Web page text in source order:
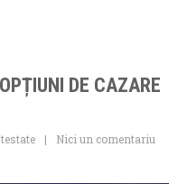
DE CAZARE
Nici un comentariu